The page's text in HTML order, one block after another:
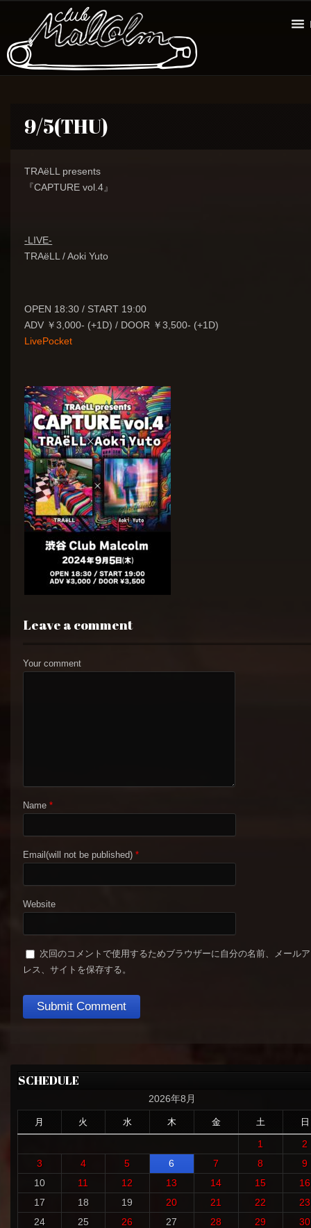
9/5(THU)
TRAëLL presents
『CAPTURE vol.4』
-LIVE-
TRAëLL / Aoki Yuto
OPEN 18:30 / START 19:00
ADV ￥3,000- (+1D) / DOOR ￥3,500- (+1D)
LivePocket
Leave a comment
Your comment
Name *
Email(will not be published) *
Website
次回のコメントで使用するためブラウザーに自分の名前、メール
レス、サイトを保存する。
SCHEDULE
2026年8月
月 火 水 木 金 土 日
1
2
3
4 5 6 7 8
9
10
11 12 13 14 15
16
17
18 19 20 21 22
23
24
25 26 27 28 29
30